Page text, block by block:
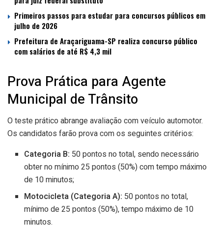
Primeiros passos para estudar para concursos públicos em
julho de 2026
Prefeitura de Araçariguama-SP realiza concurso público
com salários de até R$ 4,3 mil
Prova Prática para Agente
Municipal de Trânsito
O teste prático abrange avaliação com veículo automotor.
Os candidatos farão prova com os seguintes critérios:
Categoria B: 50 pontos no total, sendo necessário
obter no mínimo 25 pontos (50%) com tempo máximo
de 10 minutos;
Motocicleta (Categoria A): 50 pontos no total,
mínimo de 25 pontos (50%), tempo máximo de 10
minutos.